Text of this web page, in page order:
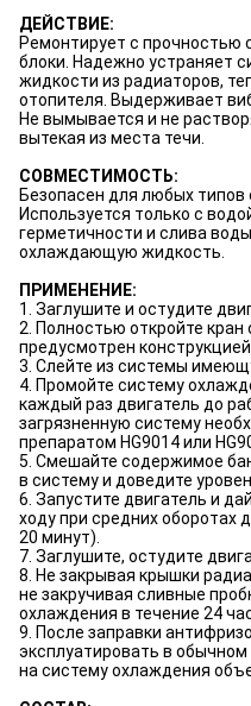
ДЕЙСТВИЕ:
Ремонтирует с прочностью
блоки. Надежно устраняет
жидкости из радиаторов,
отопителя. Выдерживает
Не вымывается и не
вытекая из места течи.
СОВМЕСТИМОСТЬ:
Безопасен для любых типов
Используется только с
герметичности и слива
охлаждающую жидкость.
ПРИМЕНЕНИЕ:
1. Заглушите и остудите
2. Полностью откройте кран
предусмотрен конструкцией.
3. Слейте из системы
4. Промойте систему
каждый раз двигатель до
загрязненную систему
препаратом HG9014 или
5. Смешайте содержимое
в систему и доведите
6. Запустите двигатель и
ходу при средних оборотах
20 минут).
7. Заглушите, остудите
8. Не закрывая крышки
не закручивая сливные
охлаждения в течение 24
9. После заправки
эксплуатировать в
на систему охлаждения